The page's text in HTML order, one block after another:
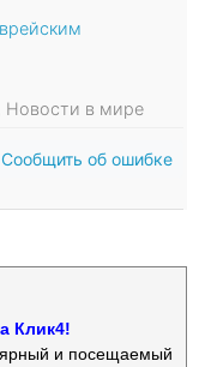
Новости в мире
Сообщить об ошибке
Клик4!
и посещаемый